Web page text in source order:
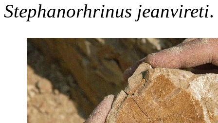
Stephanorhrinus jeanvireti.